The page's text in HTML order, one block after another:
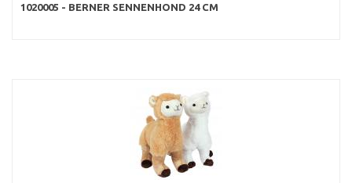
1020005 - BERNER SENNENHOND 24 CM